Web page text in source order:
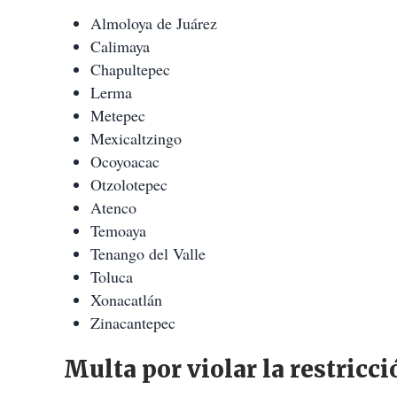
Almoloya de Juárez
Calimaya
Chapultepec
Lerma
Metepec
Mexicaltzingo
Ocoyoacac
Otzolotepec
Atenco
Temoaya
Tenango del Valle
Toluca
Xonacatlán
Zinacantepec
Multa por violar la